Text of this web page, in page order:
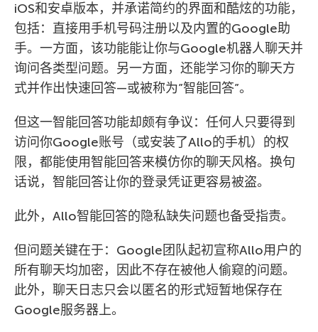
iOS和安卓版本，并承诺简约的界面和酷炫的功能，
包括：直接用手机号码注册以及内置的Google助
手。一方面，该功能能让你与Google机器人聊天并
询问各类型问题。另一方面，还能学习你的聊天方
式并作出快速回答—或被称为”智能回答”。
但这一智能回答功能却颇有争议：任何人只要得到
访问你Google账号（或安装了Allo的手机）的权
限，都能使用智能回答来模仿你的聊天风格。换句
话说，智能回答让你的登录凭证更容易被盗。
此外，Allo智能回答的隐私缺失问题也备受指责。
但问题关键在于：Google团队起初宣称Allo用户的
所有聊天均加密，因此不存在被他人偷窥的问题。
此外，聊天日志只会以匿名的形式短暂地保存在
Google服务器上。